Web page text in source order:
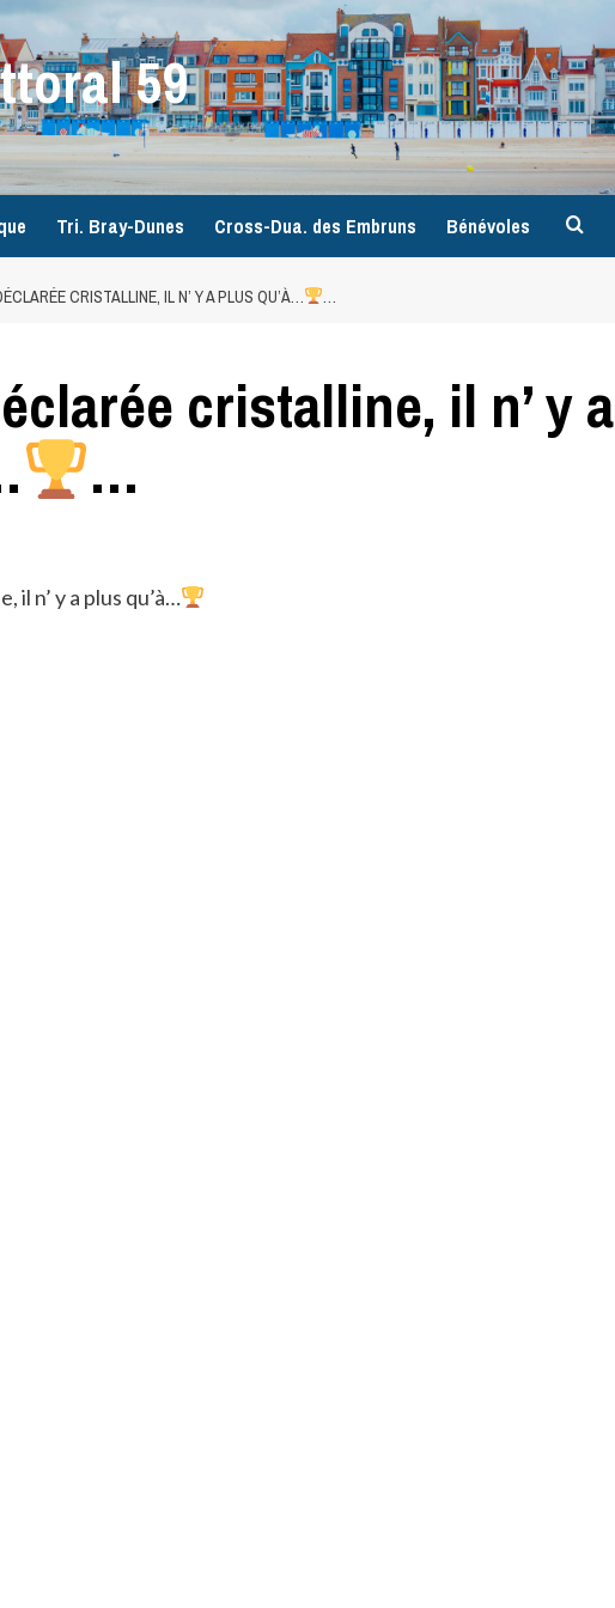
59
Tri. Bray-Dunes Cross-Dua. des Embruns Bénévoles
CRISTALLINE, IL N’ Y A PLUS QU’À… …
cristalline, il n’ y a
…
il n’ y a plus qu’à…